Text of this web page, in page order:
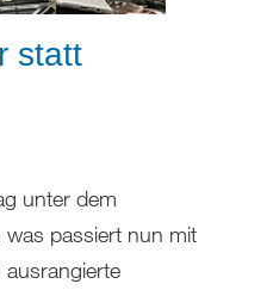
statt
unter dem
passiert nun mit
ausrangierte